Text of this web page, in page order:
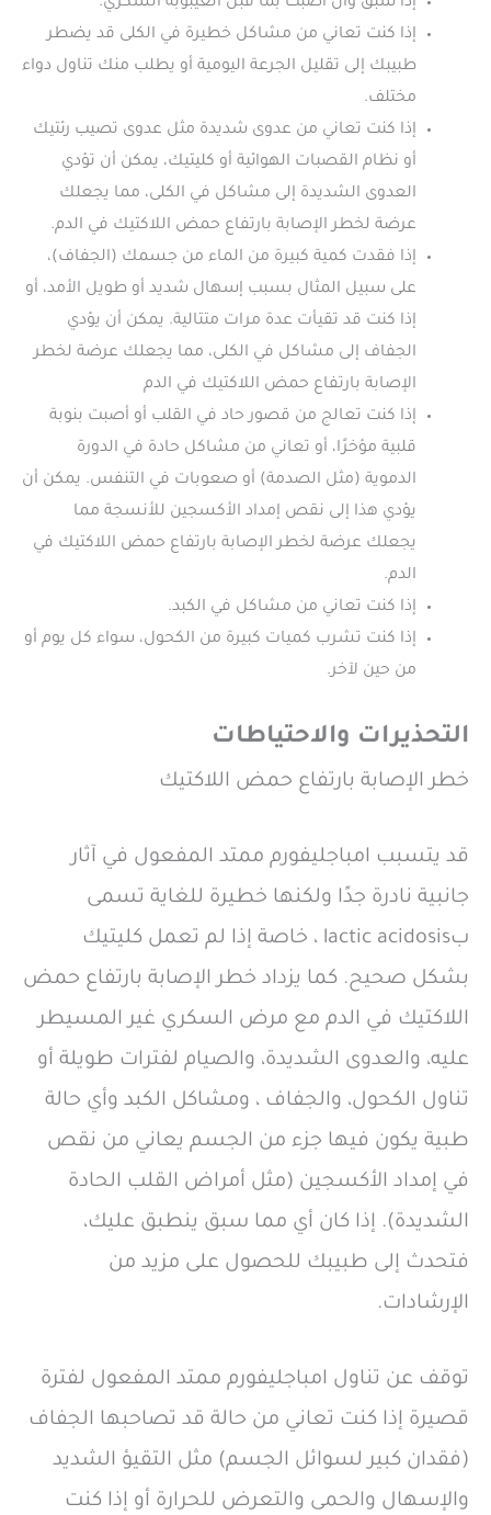
إذا كنت تعاني من مشاكل خطيرة في الكلى قد يضطر
طبيبك إلى تقليل الجرعة اليومية أو يطلب منك تناول دواء
مختلف.
إذا كنت تعاني من عدوى شديدة مثل عدوى تصيب رئتيك
أو نظام القصبات الهوائية أو كليتيك، يمكن أن تؤدي
العدوى الشديدة إلى مشاكل في الكلى، مما يجعلك
عرضة لخطر الإصابة بارتفاع حمض اللاكتيك في الدم.
إذا فقدت كمية كبيرة من الماء من جسمك (الجفاف)،
على سبيل المثال بسبب إسهال شديد أو طويل الأمد، أو
إذا كنت قد تقيأت عدة مرات متتالية. يمكن أن يؤدي
الجفاف إلى مشاكل في الكلى، مما يجعلك عرضة لخطر
الإصابة بارتفاع حمض اللاكتيك في الدم
إذا كنت تعالج من قصور حاد في القلب أو أصبت بنوبة
قلبية مؤخرًا، أو تعاني من مشاكل حادة في الدورة
الدموية (مثل الصدمة) أو صعوبات في التنفس. يمكن أن
يؤدي هذا إلى نقص إمداد الأكسجين للأنسجة مما
يجعلك عرضة لخطر الإصابة بارتفاع حمض اللاكتيك في
الدم.
إذا كنت تعاني من مشاكل في الكبد.
إذا كنت تشرب كميات كبيرة من الكحول، سواء كل يوم أو
من حين لآخر.
التحذيرات والاحتياطات
خطر الإصابة بارتفاع حمض اللاكتيك
قد يتسبب امباجليفورم ممتد المفعول في آثار
جانبية نادرة جدًا ولكنها خطيرة للغاية تسمى
بlactic acidosis ، خاصة إذا لم تعمل كليتيك
بشكل صحيح. كما يزداد خطر الإصابة بارتفاع حمض
اللاكتيك في الدم مع مرض السكري غير المسيطر
عليه، والعدوى الشديدة، والصيام لفترات طويلة أو
تناول الكحول، والجفاف ، ومشاكل الكبد وأي حالة
طبية يكون فيها جزء من الجسم يعاني من نقص
في إمداد الأكسجين (مثل أمراض القلب الحادة
الشديدة). إذا كان أي مما سبق ينطبق عليك،
فتحدث إلى طبيبك للحصول على مزيد من
الإرشادات.
توقف عن تناول امباجليفورم ممتد المفعول لفترة
قصيرة إذا كنت تعاني من حالة قد تصاحبها الجفاف
(فقدان كبير لسوائل الجسم) مثل التقيؤ الشديد
والإسهال والحمى والتعرض للحرارة أو إذا كنت